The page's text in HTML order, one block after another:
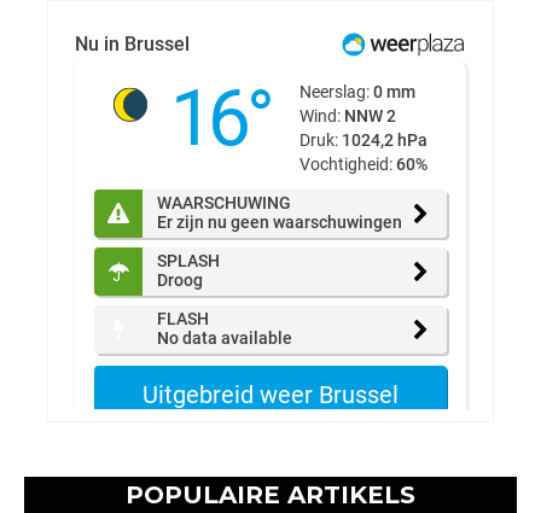
POPULAIRE ARTIKELS